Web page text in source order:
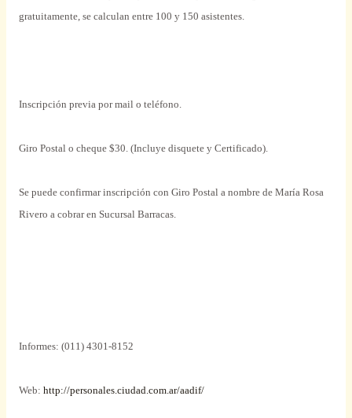
gratuitamente, se calculan entre 100 y 150 asistentes.
Inscripción previa por mail o teléfono.
Giro Postal o cheque $30. (Incluye disquete y Certificado).
Se puede confirmar inscripción con Giro Postal a nombre de María Rosa
Rivero a cobrar en Sucursal Barracas.
Informes: (011) 4301-8152
Web: http://personales.ciudad.com.ar/aadif/